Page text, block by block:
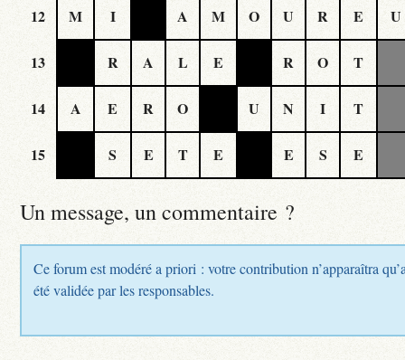
12 M I A M O U R E U
13 R A L E R O T
14 A E R O U N I T
15 S E T E E S E
Un message, un commentaire ?
Ce forum est modéré a priori : votre contribution n’apparaîtra
été validée par les responsables.